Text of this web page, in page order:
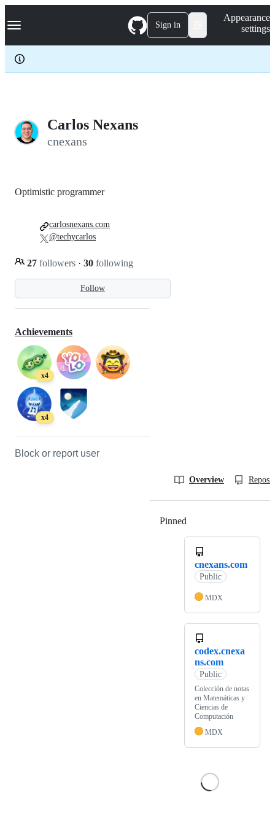
k
p
c
Navigation Menu Sign in
Appearance
settings
Carlos Nexans
cnexans
Follow
Optimistic programmer
27 followers · 30 following
carlosnexans.com
@techycarlos
Achievements
x4
x4
Block or report user
Overview
Pinned
cnexans.com
Public
MDX
codex.cnexa
ns.com
Public
Colección de notas
en Matemáticas y
Ciencias de
Computación
MDX